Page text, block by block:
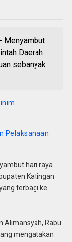
Menyambut
Daerah
sebanyak
Pelaksanaan
hari raya
Katingan
terbagi ke
Alimansyah, Rabu
mengatakan